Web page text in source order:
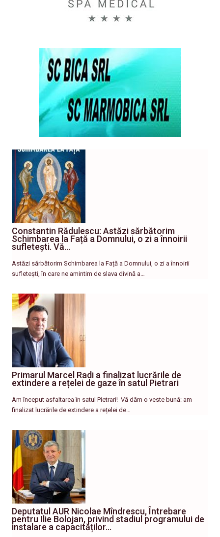
Constantin Rădulescu: Astăzi sărbătorim
Schimbarea la Față a Domnului, o zi a înnoirii
sufletești. Vă…
Astăzi sărbătorim Schimbarea la Față a Domnului, o zi a înnoirii
sufletești, în care ne amintim de slava divină a…
Primarul Marcel Radi a finalizat lucrările de
extindere a rețelei de gaze în satul Pietrari
Am început asfaltarea în satul Pietrari! ​ Vă dăm o veste bună: am
finalizat lucrările de extindere a rețelei de…
Deputatul AUR Nicolae Mîndrescu, Întrebare
pentru Ilie Bolojan, privind stadiul programului de
instalare a capacităților…